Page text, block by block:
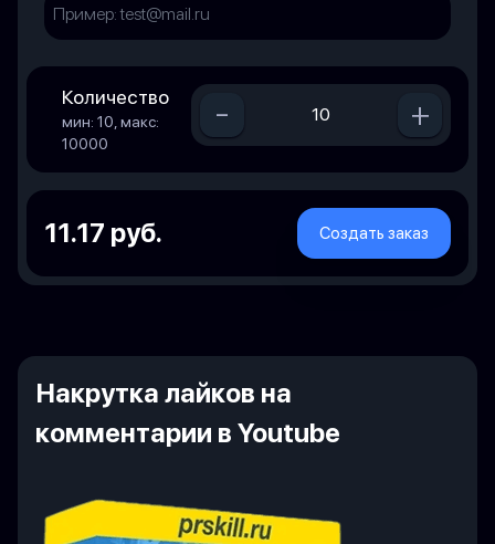
Количество
мин: 10, макс:
10000
- +
11.17 руб. Создать заказ
Накрутка лайков на
комментарии в Youtube